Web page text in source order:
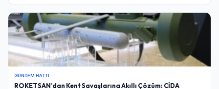
GÜNDEM HATTI
ROKETSAN’dan Kent Savaşlarına Akıllı Çözüm: CİDA